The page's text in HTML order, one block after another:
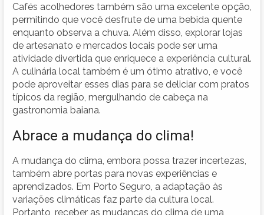
Cafés acolhedores também são uma excelente opção,
permitindo que você desfrute de uma bebida quente
enquanto observa a chuva. Além disso, explorar lojas
de artesanato e mercados locais pode ser uma
atividade divertida que enriquece a experiência cultural.
A culinária local também é um ótimo atrativo, e você
pode aproveitar esses dias para se deliciar com pratos
típicos da região, mergulhando de cabeça na
gastronomia baiana.
Abrace a mudança do clima!
A mudança do clima, embora possa trazer incertezas,
também abre portas para novas experiências e
aprendizados. Em Porto Seguro, a adaptação às
variações climáticas faz parte da cultura local.
Portanto, receber as mudanças do clima de uma